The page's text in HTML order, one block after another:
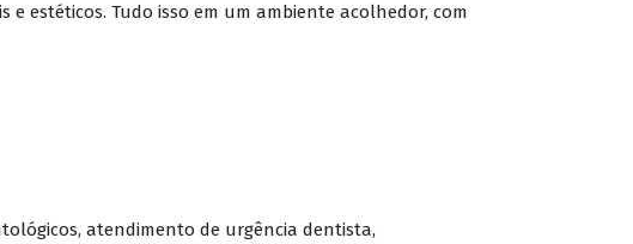
estéticos. Tudo isso em um ambiente acolhedor, com
, atendimento de urgência dentista,